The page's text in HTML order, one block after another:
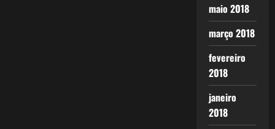
maio 2018
março 2018
fevereiro
2018
janeiro
2018